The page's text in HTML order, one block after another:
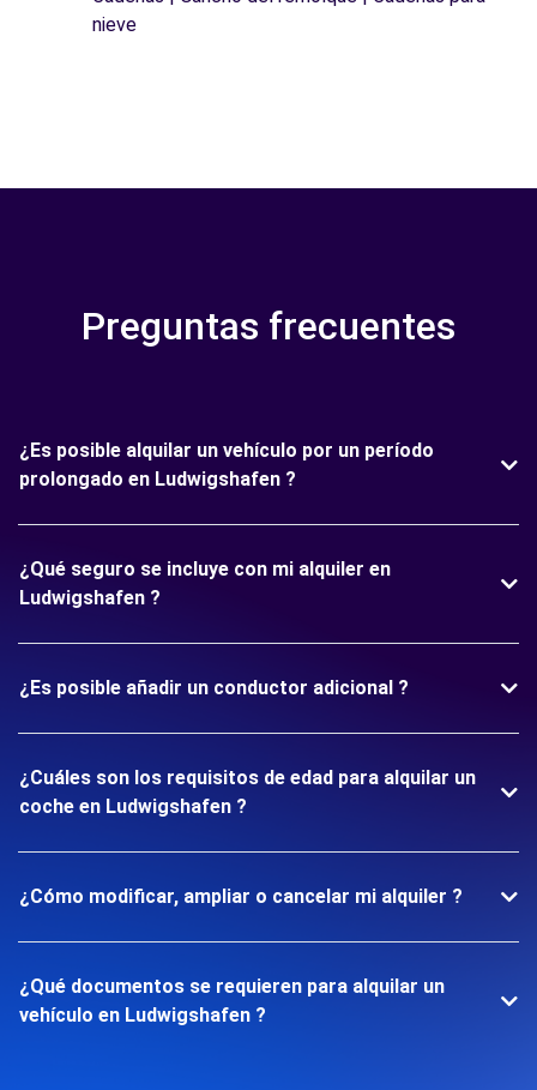
nieve
Preguntas frecuentes
¿Es posible alquilar un vehículo por un período
prolongado en Ludwigshafen ?
¿Qué seguro se incluye con mi alquiler en
Ludwigshafen ?
¿Es posible añadir un conductor adicional ?
¿Cuáles son los requisitos de edad para alquilar un
coche en Ludwigshafen ?
¿Cómo modificar, ampliar o cancelar mi alquiler ?
¿Qué documentos se requieren para alquilar un
vehículo en Ludwigshafen ?